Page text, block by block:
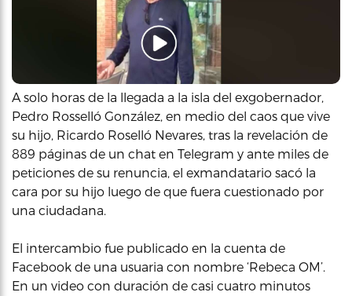
A solo horas de la llegada a la isla del exgobernador,
Pedro Rosselló González, en medio del caos que vive
su hijo, Ricardo Roselló Nevares, tras la revelación de
889 páginas de un chat en Telegram y ante miles de
peticiones de su renuncia, el exmandatario sacó la
cara por su hijo luego de que fuera cuestionado por
una ciudadana.
El intercambio fue publicado en la cuenta de
Facebook de una usuaria con nombre ‘Rebeca OM’.
En un video con duración de casi cuatro minutos